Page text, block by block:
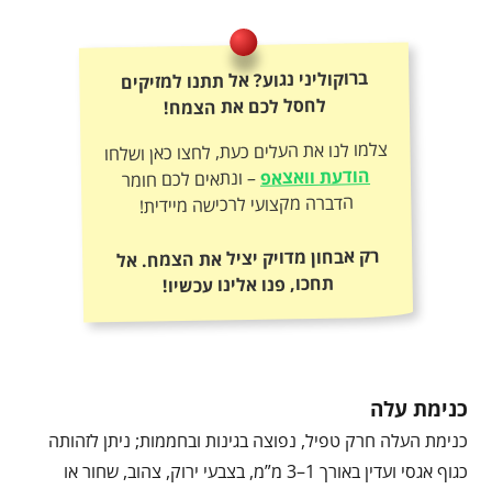
ברוקוליני נגוע? אל תתנו למזיקים
לחסל לכם את הצמח!
צלמו לנו את העלים כעת, לחצו כאן ושלחו
הודעת וואצאפ– ונתאים לכם חומר
הדברה מקצועי לרכישה מיידית!
רק אבחון מדויק יציל את הצמח. אל
תחכו, פנו אלינו עכשיו!
כנימת עלה
כנימת העלה חרק טפיל, נפוצה בגינות ובחממות; ניתן לזהותה
כגוף אגסי ועדין באורך 1–3 מ”מ, בצבעי ירוק, צהוב, שחור או